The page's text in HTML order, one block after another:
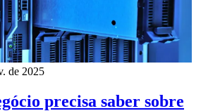
de 2025
precisa saber sobre